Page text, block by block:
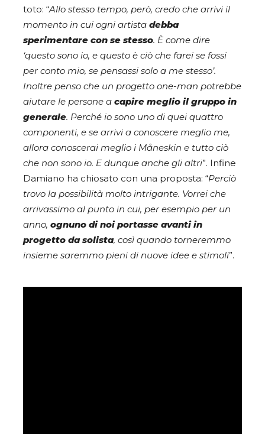
toto: “Allo stesso tempo, però, credo che arrivi il
momento in cui ogni artista debba
sperimentare con se stesso. È come dire
‘questo sono io, e questo è ciò che farei se fossi
per conto mio, se pensassi solo a me stesso’.
Inoltre penso che un progetto one-man potrebbe
aiutare le persone a capire meglio il gruppo in
generale. Perché io sono uno di quei quattro
componenti, e se arrivi a conoscere meglio me,
allora conoscerai meglio i Måneskin e tutto ciò
che non sono io. E dunque anche gli altri”. Infine
Damiano ha chiosato con una proposta: “Perciò
trovo la possibilità molto intrigante. Vorrei che
arrivassimo al punto in cui, per esempio per un
anno, ognuno di noi portasse avanti in
progetto da solista, così quando torneremmo
insieme saremmo pieni di nuove idee e stimoli”.